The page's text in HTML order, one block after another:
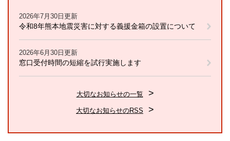
2026年7月30日更新
令和8年熊本地震災害に対する義援金箱の設置について
2026年6月30日更新
窓口受付時間の短縮を試行実施します
大切なお知らせの一覧
大切なお知らせのRSS